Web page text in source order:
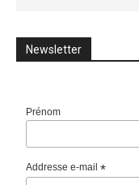
Newsletter
Prénom
Addresse e-mail*